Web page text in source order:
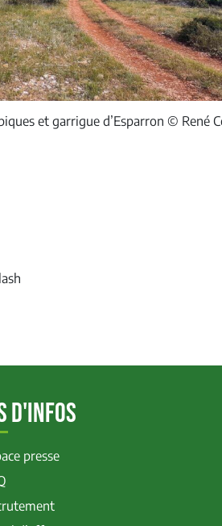
et garrigue d’Esparron © René
D'INFOS
presse